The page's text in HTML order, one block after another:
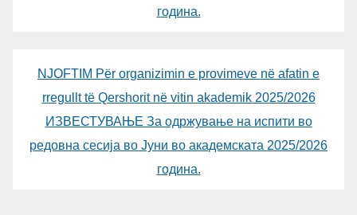
година.
NJOFTIM Për organizimin e provimeve në afatin e
rregullt të Qershorit në vitin akademik 2025/2026
ИЗВЕСТУВАЊЕ За одржување на испити во
редовна сесија во Јуни во академската 2025/2026
година.